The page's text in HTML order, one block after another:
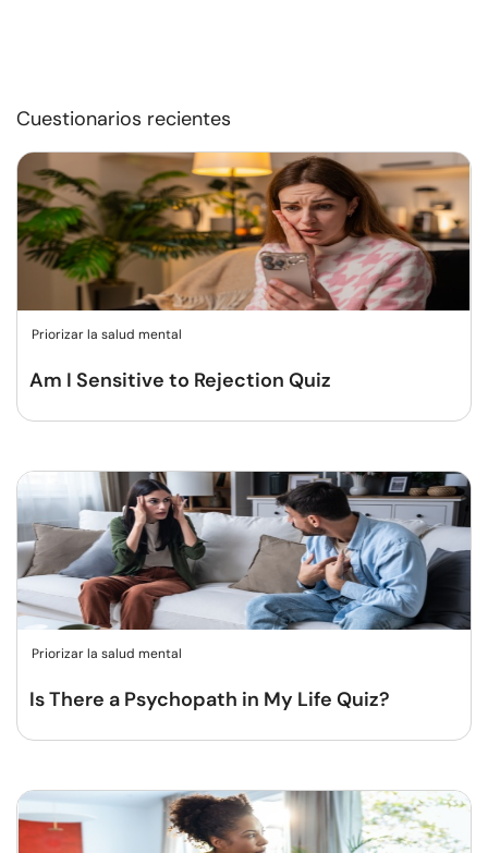
Cuestionarios recientes
Priorizar la salud mental
Am I Sensitive to Rejection Quiz
Priorizar la salud mental
Is There a Psychopath in My Life Quiz?